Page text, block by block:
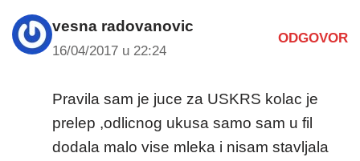
vesna radovanovic
16/04/2017 u 22:24
ODGOVOR
Pravila sam je juce za USKRS kolac je
prelep ,odlicnog ukusa samo sam u fil
dodala malo vise mleka i nisam stavljala